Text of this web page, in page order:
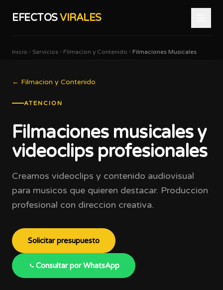
EFECTOSVIRALES
Inicio Servicios Filmacion y Contenido Filmaciones Musicales
← Filmacion y Contenido
ATENCION
Filmaciones musicales y
videoclips profesionales
Creamos videoclips y contenido audiovisual
para musicos que quieren destacar. Produccion
profesional con direccion creativa.
Solicitar presupuesto
Consultar por WhatsApp